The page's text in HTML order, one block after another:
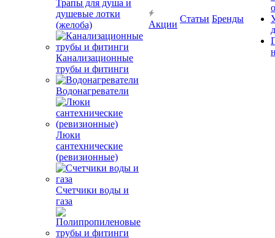
Трапы для душа и
душевые лотки
(желоба)
Канализационные
трубы и фитинги
Водонагреватели
Люки
сантехнические
(ревизионные)
Счетчики воды и
газа
Акции
Статьи Бренды